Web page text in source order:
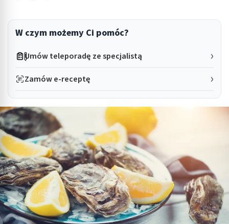
W czym możemy Ci pomóc?
Umów teleporadę ze specjalistą
Zamów e-receptę